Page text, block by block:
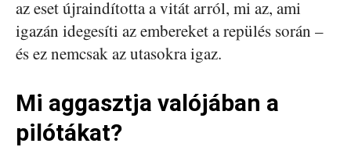
az eset újraindította a vitát arról, mi az, ami
igazán idegesíti az embereket a repülés során –
és ez nemcsak az utasokra igaz.
Mi aggasztja valójában a
pilótákat?